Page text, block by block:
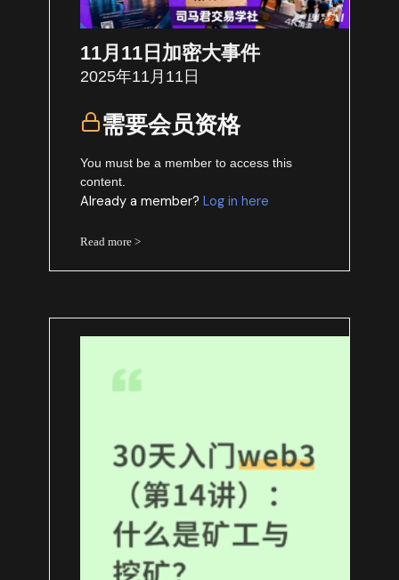
11月11日加密大事件
2025年11月11日
需要会员资格
You must be a member to access this
content.
Already a member?Log in here
Read more >